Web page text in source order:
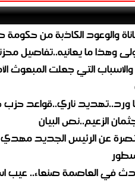
والوعود الكاذبة من
وهذا ما يعانيه..تفاصيل
التي جعلت المبعوث
ورد..تهديد ناري..قواعد حزب
الزعيم..نص البيان
عن الرئيس الجديد
في العاصمة صنعاء.. عيب